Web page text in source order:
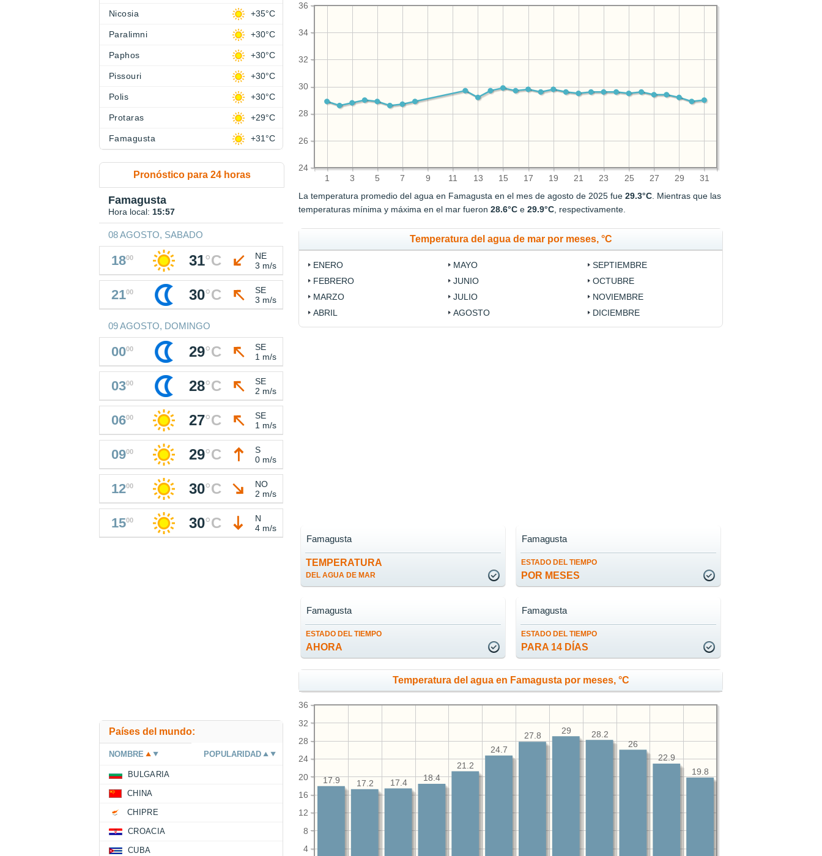
1 3 5 7 9 11 13 15 17 19 21 23 25 27 29 31
24
26
28
30
32
34
36
La temperatura promedio del agua en Famagusta en el mes de agosto de 2025 fue29.3°C. Mientras que las
temperaturas mínima y máxima en el mar fueron28.6°C e29.9°C, respectivamente.
Temperatura del agua de mar por meses, °C
ENERO
FEBRERO
MARZO
ABRIL
MAYO
JUNIO
JULIO
AGOSTO
SEPTIEMBRE
OCTUBRE
NOVIEMBRE
DICIEMBRE
TEMPERATURA
DEL AGUA DE MAR
Famagusta
ESTADO DEL TIEMPO
POR MESES
Famagusta
ESTADO DEL TIEMPO
AHORA
Famagusta
ESTADO DEL TIEMPO
PARA 14 DÍAS
Famagusta
Temperatura del agua en Famagusta por meses, °C
4
8
12
16
20
24
28
32
36
19.8
22.9
26
28.2
29
27.8
24.7
21.2
18.4
17.4
17.2
17.9
Nicosia +35°C
Paralimni +30°C
Paphos +30°C
Pissouri +30°C
Polis +30°C
Protaras +29°C
Famagusta +31°C
Pronóstico para 24 horas
Famagusta
Hora local: 15:57
08 AGOSTO, SABADO
1800 31°C
NE
3 m/s
2100 30°C
SE
3 m/s
09 AGOSTO, DOMINGO
0000 29°C
SE
1 m/s
0300 28°C
SE
2 m/s
0600 27°C
SE
1 m/s
0900 29°C
S
0 m/s
1200 30°C
NO
2 m/s
1500 30°C
N
4 m/s
Países del mundo:
NOMBRE POPULARIDAD
BULGARIA
CHINA
CHIPRE
CROACIA
CUBA